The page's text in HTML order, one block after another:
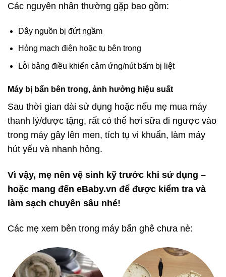
Các nguyên nhân thường gặp bao gồm:
Dây nguồn bị đứt ngầm
Hỏng mạch điện hoặc tụ bên trong
Lỗi bảng điều khiển cảm ứng/nút bấm bị liệt
Máy bị bẩn bên trong, ảnh hưởng hiệu suất
Sau thời gian dài sử dụng hoặc nếu mẹ mua máy
thanh lý/được tặng, rất có thể hơi sữa đi ngược vào
trong máy gây lên men, tích tụ vi khuẩn, làm máy
hút yếu và nhanh hỏng.
Vì vậy, mẹ nên vệ sinh kỹ trước khi sử dụng –
hoặc mang đến eBaby.vn để được kiểm tra và
làm sạch chuyên sâu nhé!
Các mẹ xem bên trong máy bẩn ghê chưa nè: